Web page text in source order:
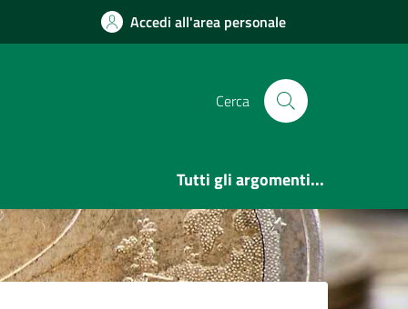
Accedi all'area personale
Cerca
Tutti gli argomenti...